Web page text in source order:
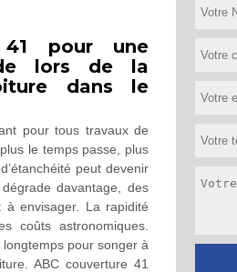
41 pour une
lors de la
dans le
pour tous travaux de
le temps passe, plus
peut devenir
davantage, des
à envisager. La rapidité
coûts astronomiques.
longtemps pour songer à
ABC couverture 41